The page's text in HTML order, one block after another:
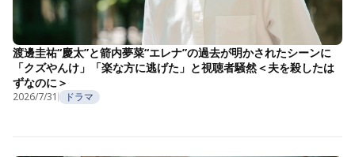
渡邊圭祐“慶太”と箭内夢菜“エレナ”の過去が明かされたシーンに
「クズやんけ」「楽な方に逃げた」と視聴者騒然＜夫を殺したは
ずなのに＞
2026/7/31 ドラマ